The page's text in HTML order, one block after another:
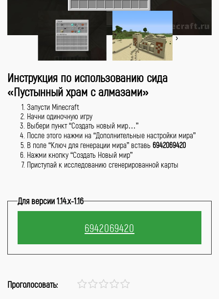
‹
›
Инструкция по использованию сида
«Пустынный храм с алмазами»
Запусти Minecraft
Начни одиночную игру
Выбери пункт “Создать новый мир…”
После этого нажми на “Дополнительные настройки мира”
В поле “Ключ для генерации мира” вставь 6942069420
Нажми кнопку “Создать Новый мир”
Приступай к исследованию сгенерированной карты
Для версии 1.14.x-1.16
Проголосовать: